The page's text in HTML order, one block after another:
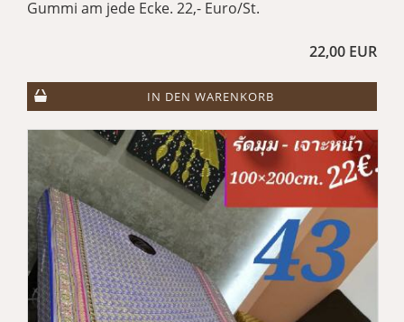
Gummi am jede Ecke. 22,- Euro/St.
22,00 EUR
IN DEN WARENKORB